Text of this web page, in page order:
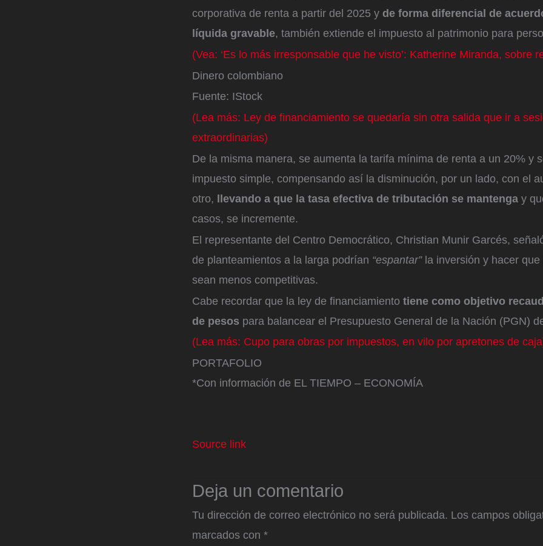
corporativa de renta a partir del 2025 y de forma diferencial de
líquida gravable, también extiende el impuesto al patrimonio para
(Vea: ‘Es lo más irresponsable que he visto’: Katherine Miranda, sobre
Dinero colombiano
Fuente: IStock
(Lea más: Ley de financiamiento se quedaría sin otra salida que ir a
extraordinarias)
De la misma manera, se aumenta la tarifa mínima de renta a un 20% y
impuesto simple, compensando así la disminución, por un lado, con el
otro, llevando a que la tasa efectiva de tributación se mantenga y
casos, se incremente.
El representante del Centro Democrático, Christian Munir Garcés,
de planteamientos a la larga podrían “espantar” la inversión y hacer
sean menos competitivas.
Cabe recordar que la ley de financiamiento tiene como objetivo
de pesos para balancear el Presupuesto General de la Nación (PGN)
(Lea más: Cupo para obras por impuestos, en vilo por apretones de
PORTAFOLIO
*Con información de EL TIEMPO – ECONOMÍA
Source link
Deja un comentario
Tu dirección de correo electrónico no será publicada. Los campos
marcados con *